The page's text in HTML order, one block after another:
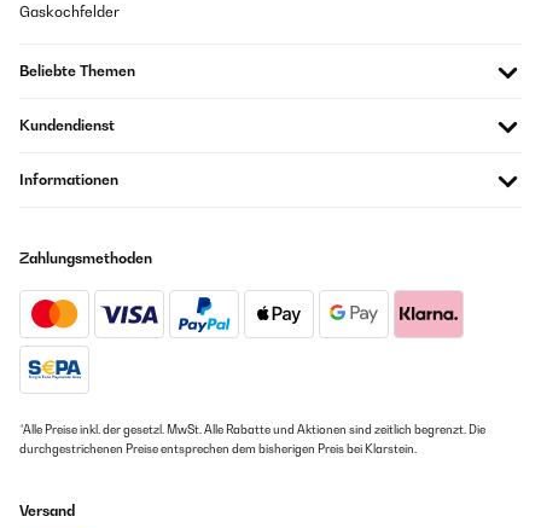
Gaskochfelder
Beliebte Themen
Kundendienst
Informationen
Zahlungsmethoden
*Alle Preise inkl. der gesetzl. MwSt. Alle Rabatte und Aktionen sind zeitlich begrenzt. Die
durchgestrichenen Preise entsprechen dem bisherigen Preis bei Klarstein.
Versand